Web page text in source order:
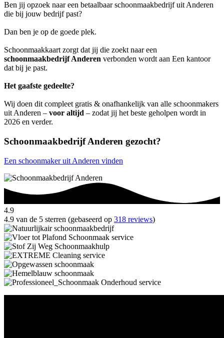
Ben jij opzoek naar een betaalbaar schoonmaakbedrijf uit Anderen
die bij jouw bedrijf past?
Dan ben je op de goede plek.
Schoonmaakkaart zorgt dat jij die zoekt naar een
schoonmaakbedrijf Anderen verbonden wordt aan Een kantoor
dat bij je past.
Het gaafste gedeelte?
Wij doen dit compleet gratis & onafhankelijk van alle schoonmakers
uit Anderen – voor altijd – zodat jij het beste geholpen wordt in
2026 en verder.
Schoonmaakbedrijf Anderen gezocht?
Een schoonmaker uit Anderen vinden
4.9
4.9 van de 5 sterren (gebaseerd op 318 reviews)